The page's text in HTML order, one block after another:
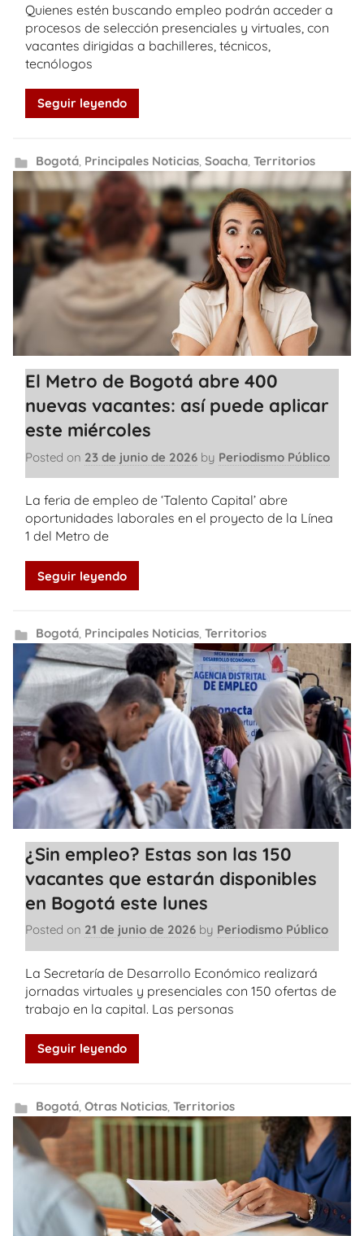
Quienes estén buscando empleo podrán acceder a
procesos de selección presenciales y virtuales, con
vacantes dirigidas a bachilleres, técnicos,
tecnólogos
Seguir leyendo
Bogotá, Principales Noticias, Soacha, Territorios
El Metro de Bogotá abre 400
nuevas vacantes: así puede aplicar
este miércoles
Posted on 23 de junio de 2026 by Periodismo Público
La feria de empleo de ‘Talento Capital’ abre
oportunidades laborales en el proyecto de la Línea
1 del Metro de
Seguir leyendo
Bogotá, Principales Noticias, Territorios
¿Sin empleo? Estas son las 150
vacantes que estarán disponibles
en Bogotá este lunes
Posted on 21 de junio de 2026 by Periodismo Público
La Secretaría de Desarrollo Económico realizará
jornadas virtuales y presenciales con 150 ofertas de
trabajo en la capital. Las personas
Seguir leyendo
Bogotá, Otras Noticias, Territorios